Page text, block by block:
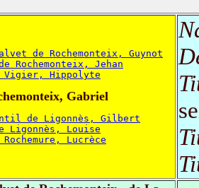
de Rochemonteix, Guynot
Rochemonteix, Jehan
Vigier, Hippolyte
Gabriel
de Ligonnès, Gilbert
Ligonnès, Louise
Rochemure, Lucrèce